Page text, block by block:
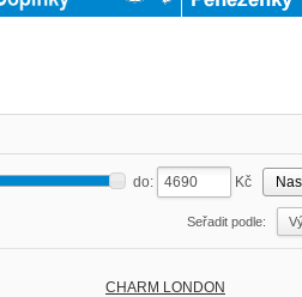
do: Kč
Seřadit podle:
CHARM LONDON